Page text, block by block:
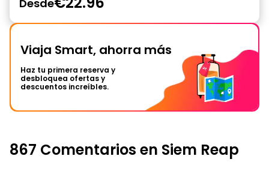
Desde
Viaja Smart, ahorra más
Haz tu primera reserva y
desbloquea ofertas y
descuentos increíbles.
867 Comentarios en Siem Reap